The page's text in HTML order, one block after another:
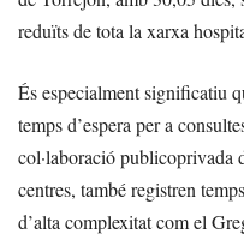
reduïts de tota la xarxa
És especialment significatiu
temps d’espera per a
col·laboració publicoprivada
centres, també registren
d’alta complexitat com el